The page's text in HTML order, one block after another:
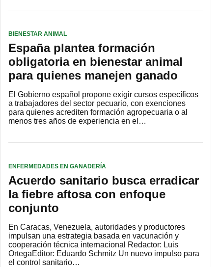
BIENESTAR ANIMAL
España plantea formación
obligatoria en bienestar animal
para quienes manejen ganado
El Gobierno español propone exigir cursos específicos
a trabajadores del sector pecuario, con exenciones
para quienes acrediten formación agropecuaria o al
menos tres años de experiencia en el…
ENFERMEDADES EN GANADERÍA
Acuerdo sanitario busca erradicar
la fiebre aftosa con enfoque
conjunto
En Caracas, Venezuela, autoridades y productores
impulsan una estrategia basada en vacunación y
cooperación técnica internacional Redactor: Luis
OrtegaEditor: Eduardo Schmitz Un nuevo impulso para
el control sanitario…